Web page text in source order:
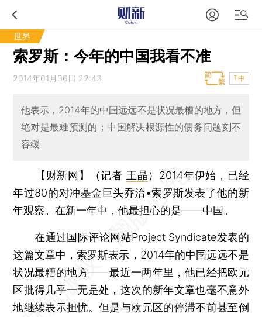
世界
索罗斯：今年的中国我看不准
2014年01月06日 22:43 T中
他表示，2014年的中国远远不是状况最糟的地方，但
绝对是最难预测的；中国解决根源性的债务问题刻不
容缓
【财新网】（记者 王晶） 2014年伊始，已经
年过80的对冲基金巨头乔治•索罗斯发表了他的新
年观察。在新一年中，他最担心的是——中国。
在通过国际评论网站Project Syndicate发表的
这篇文章中，索罗斯表示，2014年的中国远远不是
状况最糟的地方——最近一两年里，他已经把欧元
区批得几乎一无是处，这次的新年文章也毫不意外
地继续表示担忧。但是与欧元区的停滞不前甚至倒